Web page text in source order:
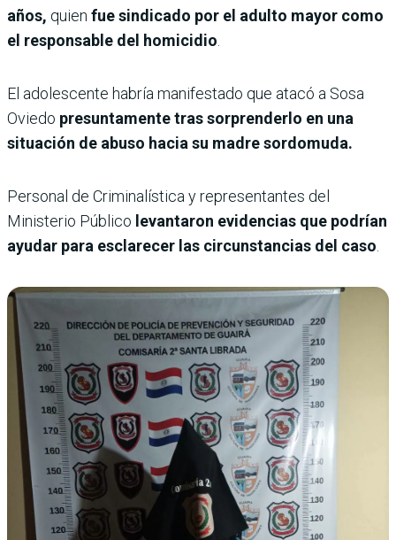
años, quien fue sindicado por el adulto mayor como
el responsable del homicidio.
El adolescente habría manifestado que atacó a Sosa
Oviedo presuntamente tras sorprenderlo en una
situación de abuso hacia su madre sordomuda.
Personal de Criminalística y representantes del
Ministerio Público levantaron evidencias que podrían
ayudar para esclarecer las circunstancias del caso.